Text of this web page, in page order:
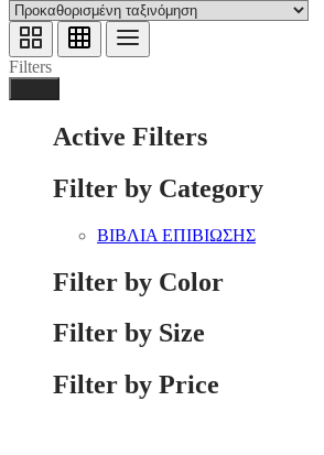
Filters
Active Filters
Filter by Category
ΒΙΒΛΙΑ ΕΠΙΒΙΩΣΗΣ
Filter by Color
Filter by Size
Filter by Price